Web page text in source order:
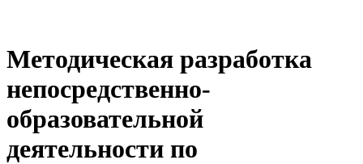
Методическая разработка
непосредственно-
образовательной
деятельности по